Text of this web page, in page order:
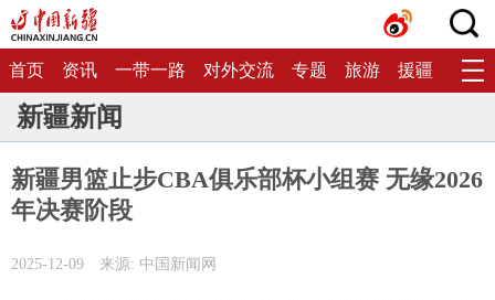
首页 资讯 一带一路 对外交流 专题 旅游 援疆 生态
新疆新闻
新疆男篮止步CBA俱乐部杯小组赛 无缘2026
年决赛阶段
2025-12-09 来源: 中国新闻网